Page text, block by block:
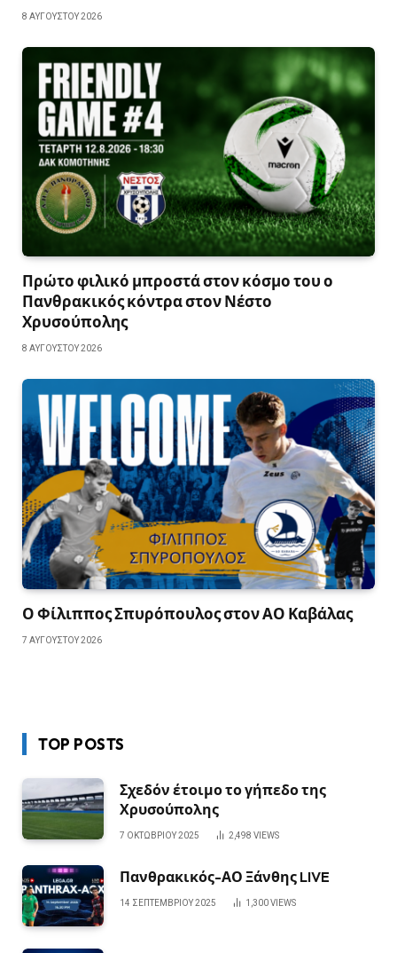
8 ΑΥΓΟΎΣΤΟΥ 2026
Πρώτο φιλικό μπροστά στον κόσμο του ο
Πανθρακικός κόντρα στον Νέστο
Χρυσούπολης
8 ΑΥΓΟΎΣΤΟΥ 2026
Ο Φίλιππος Σπυρόπουλος στον ΑΟ Καβάλας
7 ΑΥΓΟΎΣΤΟΥ 2026
TOP POSTS
Σχεδόν έτοιμο το γήπεδο της
Χρυσούπολης
7 ΟΚΤΩΒΡΊΟΥ 2025 2,498 VIEWS
Πανθρακικός-ΑΟ Ξάνθης LIVE
14 ΣΕΠΤΕΜΒΡΊΟΥ 2025 1,300VIEWS